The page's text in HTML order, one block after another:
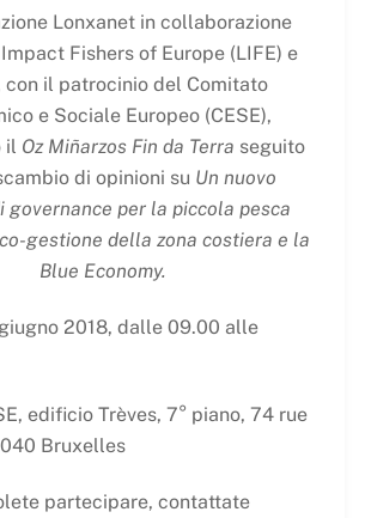
Lonxanet in collaborazione
Fishers of Europe (LIFE) e
con il patrocinio del Comitato
e Sociale Europeo (CESE),
il Oz Miñarzos Fin da Terra seguito
di opinioni su Un nuovo
governance per la piccola pesca
gestione della zona costiera e la
Blue Economy.
2018, dalle 09.00 alle
edificio Trèves, 7° piano, 74 rue
Bruxelles
partecipare, contattate